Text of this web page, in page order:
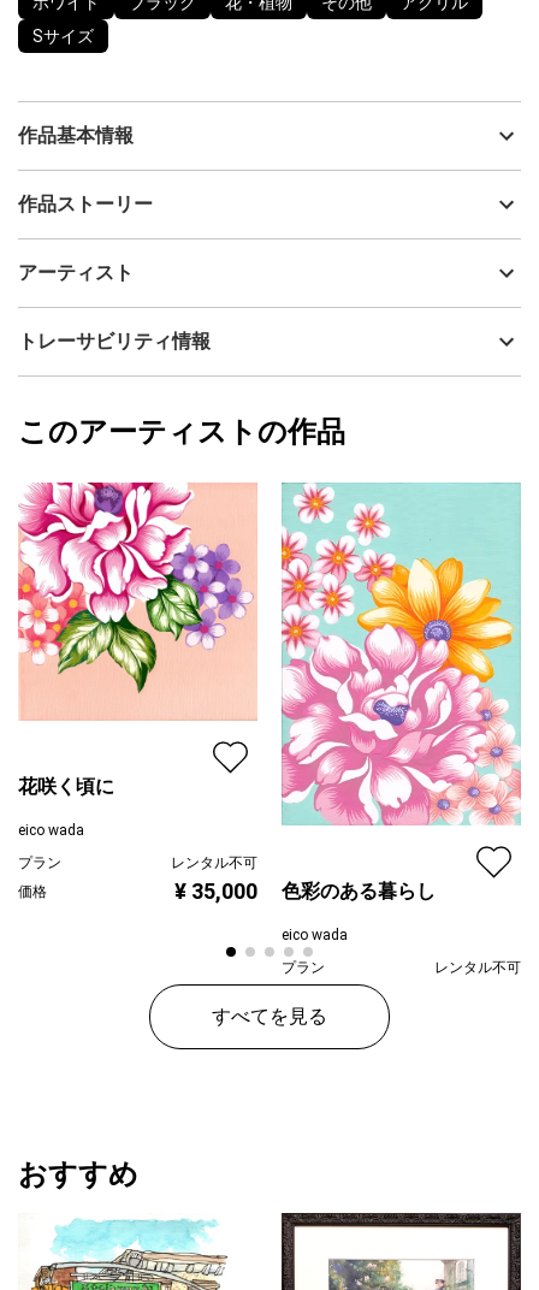
Sサイズ
作品基本情報
出品者
制作年
アクリル
カラー
ホワイト
ジャンル
花・植物
配送目安
二週間以内
作品ストーリー
ーーーーー
※作品は絵具で色彩を生かす為あえて表面に保護剤などを使用して
おりません。
しております。
*In order to protect the artwork, we recommend framing it in a
box frame or similar after purchase.
アーティスト
eico wada
フォローする
トレーサビリティ情報
eico wada
このアーティストの作品
花咲く頃に
eico wada
プラン
レンタル不可
価格
¥ 35,000 色彩のある暮らし
eico wada
プラン
レンタル不可
すべてを見る
おすすめ